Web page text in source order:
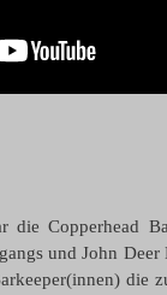
die Copperhead
und John
die